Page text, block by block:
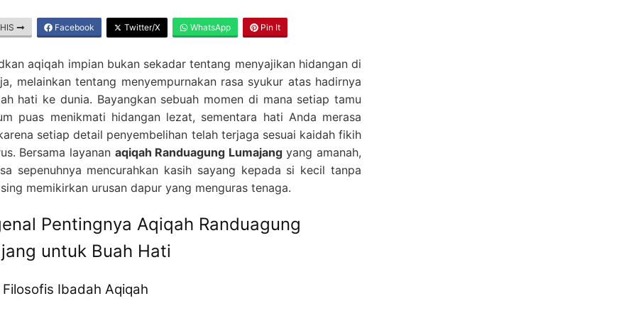
Facebook Twitter/X WhatsApp Pin It
aqiqah impian bukan sekadar tentang menyajikan hidangan di
melainkan tentang menyempurnakan rasa syukur atas hadirnya
hati ke dunia. Bayangkan sebuah momen di mana setiap tamu
puas menikmati hidangan lezat, sementara hati Anda merasa
setiap detail penyembelihan telah terjaga sesuai kaidah fikih
Bersama layanan aqiqah Randuagung Lumajangyang amanah,
sepenuhnya mencurahkan kasih sayang kepada si kecil tanpa
memikirkan urusan dapur yang menguras tenaga.
Pentingnya Aqiqah Randuagung
untuk Buah Hati
Ibadah Aqiqah